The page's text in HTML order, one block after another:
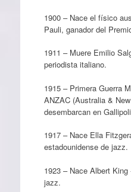
1900 – Nace el físico
Pauli, ganador del
1911 – Muere Emilio
periodista italiano.
1915 – Primera Guerra
ANZAC (Australia &
desembarcan en
1917 – Nace Ella
estadounidense de jazz.
1923 – Nace Albert
jazz.